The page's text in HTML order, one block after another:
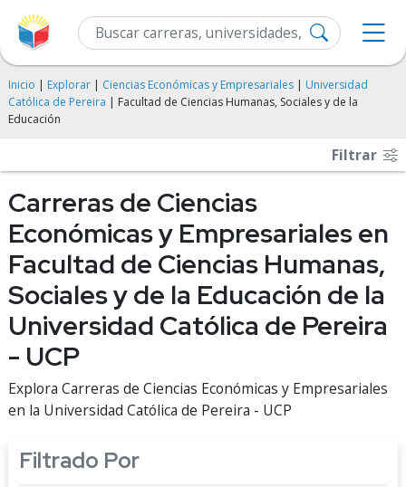
Inicio | Explorar | Ciencias Económicas y Empresariales | Universidad
Católica de Pereira | Facultad de Ciencias Humanas, Sociales y de la
Educación
Filtrar
Carreras de Ciencias
Económicas y Empresariales en
Facultad de Ciencias Humanas,
Sociales y de la Educación de la
Universidad Católica de Pereira
- UCP
Explora Carreras de Ciencias Económicas y Empresariales
en la Universidad Católica de Pereira - UCP
Filtrado Por